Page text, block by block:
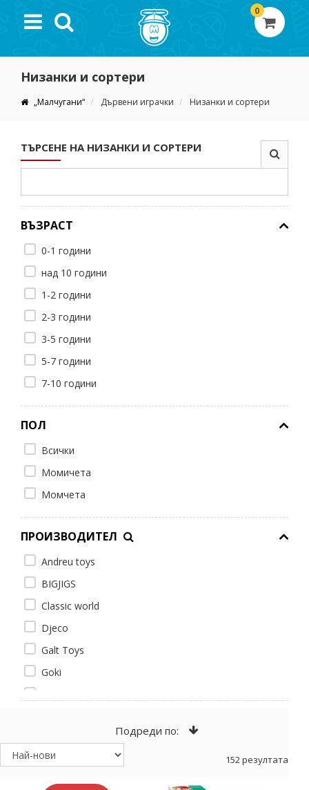
0
Низанки и сортери
„Малчугани“ Дървени играчки Низанки и сортери
ТЪРСЕНЕ НА НИЗАНКИ И СОРТЕРИ
ВЪЗРАСТ
0-1 години
над 10 години
1-2 години
2-3 години
3-5 години
5-7 години
7-10 години
ПОЛ
Всички
Момичета
Момчета
ПРОИЗВОДИТЕЛ
Andreu toys
BIGJIGS
Classic world
Djeco
Galt Toys
Goki
HOLA
Janod
Подреди по:
152 резултата